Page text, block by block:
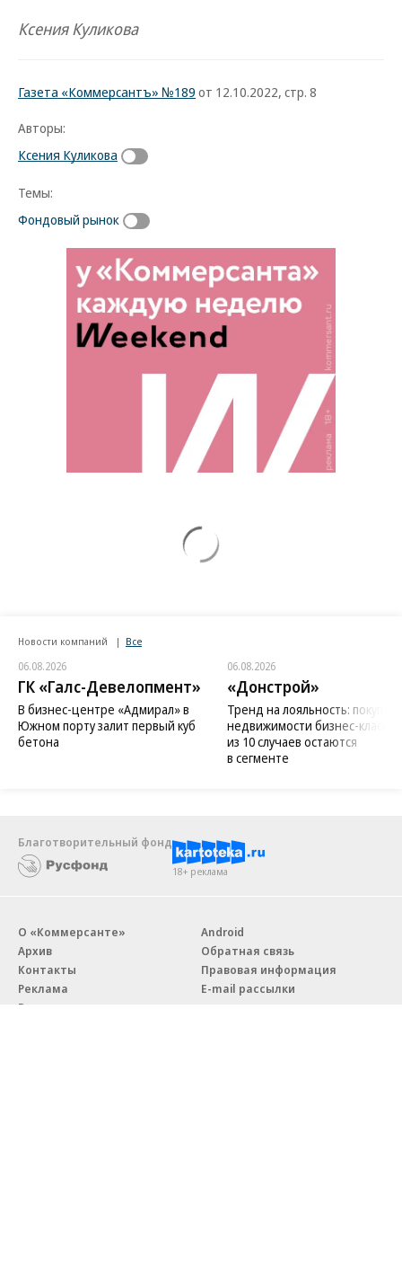
Ксения Куликова
Газета «Коммерсантъ» №189 от 12.10.2022, стр. 8
Авторы:
Ксения Куликова
Темы:
Фондовый рынок
Новости компаний Все
06.08.2026
ГК «Галс-Девелопмент»
В бизнес-центре «Адмирал» в
Южном порту залит первый куб
бетона
06.08.2026
«Донстрой»
Тренд на лояльность:
недвижимости бизнес-класса
из 10 случаев остаются
в сегменте
Благотворительный фонд
18+ реклама
О «Коммерсанте»
Архив
Контакты
Реклама
Вакансии
Android
Обратная связь
Правовая информация
E-mail рассылки